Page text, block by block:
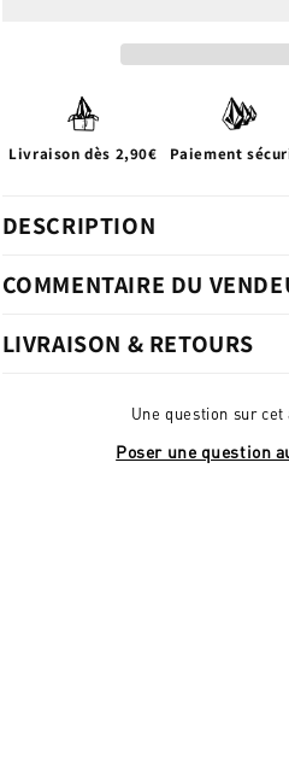
Livraison dès 2,90€ Paiement
DESCRIPTION
COMMENTAIRE DU
LIVRAISON & RETOURS
Une question sur
Poser une question